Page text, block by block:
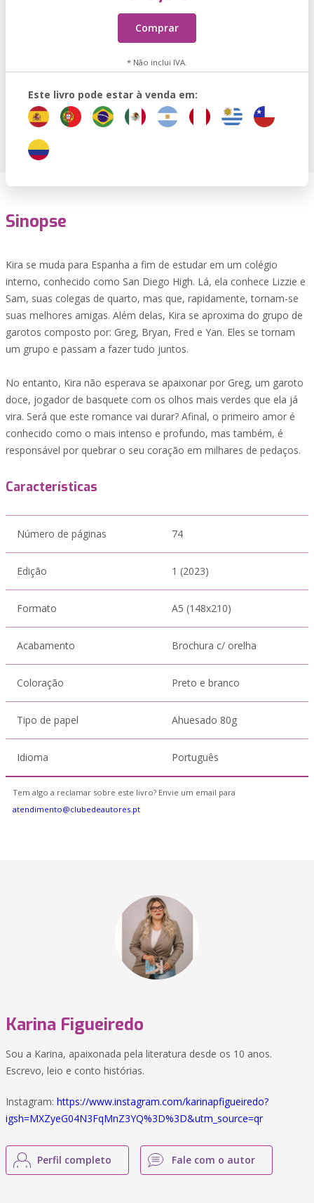
Comprar
* Não inclui IVA.
Este livro pode estar à venda em:
Sinopse
Kira se muda para Espanha a fim de estudar em um colégio
interno, conhecido como San Diego High. Lá, ela conhece Lizzie e
Sam, suas colegas de quarto, mas que, rapidamente, tornam-se
suas melhores amigas. Além delas, Kira se aproxima do grupo de
garotos composto por: Greg, Bryan, Fred e Yan. Eles se tornam
um grupo e passam a fazer tudo juntos.
No entanto, Kira não esperava se apaixonar por Greg, um garoto
doce, jogador de basquete com os olhos mais verdes que ela já
vira. Será que este romance vai durar? Afinal, o primeiro amor é
conhecido como o mais intenso e profundo, mas também, é
responsável por quebrar o seu coração em milhares de pedaços.
Características
Número de páginas 74
Edição 1 (2023)
Formato A5 (148x210)
Acabamento Brochura c/ orelha
Coloração Preto e branco
Tipo de papel Ahuesado 80g
Idioma Português
Tem algo a reclamar sobre este livro? Envie um email para
atendimento@clubedeautores.pt
Karina Figueiredo
Sou a Karina, apaixonada pela literatura desde os 10 anos.
Escrevo, leio e conto histórias.
Instagram: https://www.instagram.com/karinapfigueiredo?
igsh=MXZyeG04N3FqMnZ3YQ%3D%3D&utm_source=qr
Perfil completo Fale com o autor